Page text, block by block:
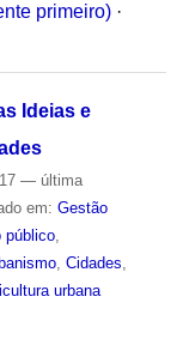
primeiro) ·
Ideias e
— última
em: Gestão
público,
, Cidades
urbana